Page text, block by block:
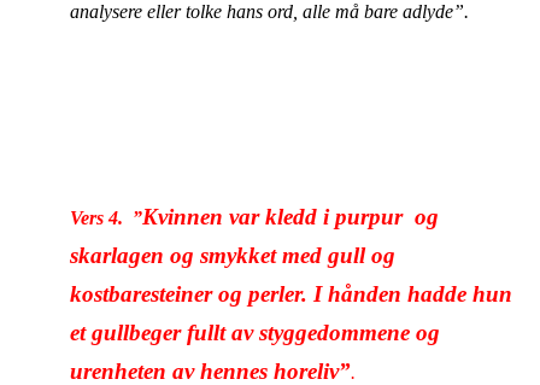
analysere eller tolke hans ord, alle må bare adlyde”.
Vers 4. ”Kvinnen var kledd i purpur og
skarlagen og smykket med gull og
kostbaresteiner og perler. I hånden hadde hun
et gullbeger fullt av styggedommene og
urenheten av hennes horeliv”.